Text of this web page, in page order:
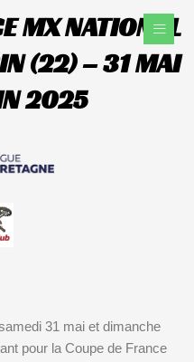
MX NATIONAL
(22) – 31 MAI
2025
31 mai et dimanche
pour la Coupe de France